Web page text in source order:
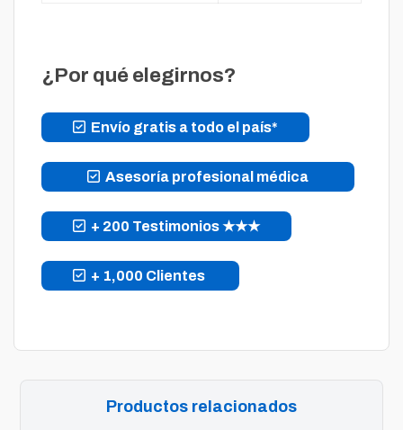
¿Por qué elegirnos?
Envío gratis a todo el país*
Asesoría profesional médica
+ 200 Testimonios ★★★
+ 1,000 Clientes
Productos relacionados